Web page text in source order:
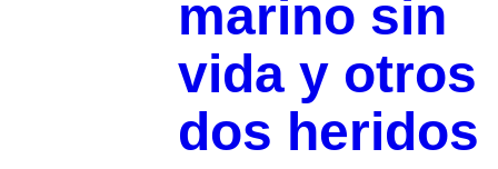
marino sin
vida y otros
dos heridos